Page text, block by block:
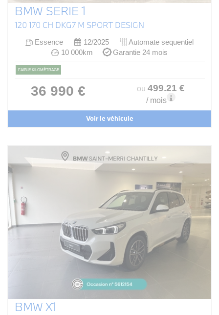
BMW SERIE 1
120 170 CH DKG7 M SPORT DESIGN
Essence 12/2025
Automate sequentiel
10 000km
Garantie 24 mois
FAIBLE KILOMÉTRAGE
36 990 € ou 499.21 €
/ mois
Voir le véhicule
BMW X1